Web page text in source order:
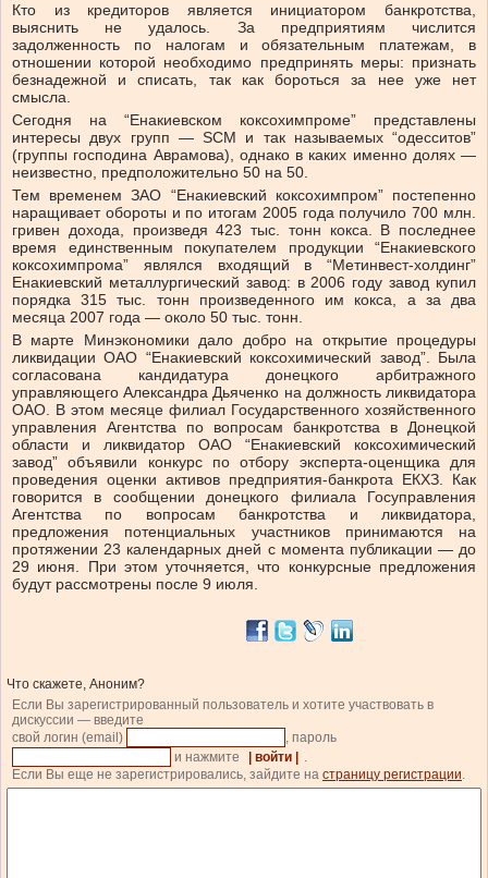
Кто из кредиторов является инициатором банкротства,
выяснить не удалось. За предприятиям числится
задолженность по налогам и обязательным платежам, в
отношении которой необходимо предпринять меры: признать
безнадежной и списать, так как бороться за нее уже нет
смысла.
Сегодня на “Енакиевском коксохимпроме” представлены
интересы двух групп — SCM и так называемых “одесситов”
(группы господина Аврамова), однако в каких именно долях —
неизвестно, предположительно 50 на 50.
Тем временем ЗАО “Енакиевский коксохимпром” постепенно
наращивает обороты и по итогам 2005 года получило 700 млн.
гривен дохода, произведя 423 тыс. тонн кокса. В последнее
время единственным покупателем продукции “Енакиевского
коксохимпрома” являлся входящий в “Метинвест-холдинг”
Енакиевский металлургический завод: в2006 годузавод купил
порядка 315 тыс. тонн произведенного им кокса, а за два
месяца 2007 года — около 50 тыс. тонн.
В марте Минэкономики дало добро на открытие процедуры
ликвидации ОАО “Енакиевский коксохимический завод”. Была
согласована кандидатура донецкого арбитражного
управляющего Александра Дьяченко на должность ликвидатора
ОАО. В этом месяце филиал Государственного хозяйственного
управления Агентства по вопросам банкротства в Донецкой
области и ликвидатор ОАО “Енакиевский коксохимический
завод” объявили конкурс по отбору эксперта-оценщика для
проведения оценки активов предприятия-банкрота ЕКХЗ. Как
говорится в сообщении донецкого филиала Госуправления
Агентства по вопросам банкротства и ликвидатора,
предложения потенциальных участников принимаются на
протяжении 23 календарных дней с момента публикации — до
29 июня. При этом уточняется, что конкурсные предложения
будут рассмотрены после 9 июля.
Что скажете, Аноним?
Если Вы зарегистрированный пользователь и хотите участвовать в
дискуссии — введите
свой логин (email)
, пароль
и нажмите
| войти |
.
Если Вы еще не зарегистрировались, зайдите на страницу регистрации.